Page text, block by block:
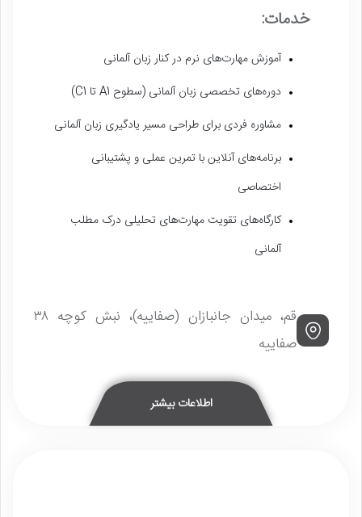
خدمات:
آموزش مهارت‌های نرم در کنار زبان آلمانی
دوره‌های تخصصی زبان آلمانی (سطوح A1 تا C1)
مشاوره فردی برای طراحی مسیر یادگیری زبان آلمانی
برنامه‌های آنلاین با تمرین عملی و پشتیبانی
اختصاصی
کارگاه‌های تقویت مهارت‌های تحلیلی درک مطلب
آلمانی
قم، میدان جانبازان (صفاییه)، نبش کوچه ۳۸
صفاییه
اطلاعات بیشتر